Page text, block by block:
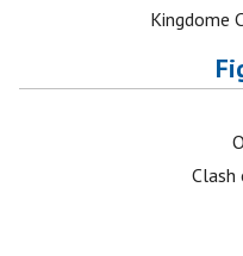
Kingdome
Clash